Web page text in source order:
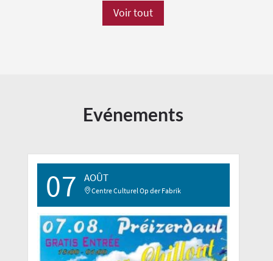
Voir tout
Evénements
07 AOÛT
Centre Culturel Op der Fabrik